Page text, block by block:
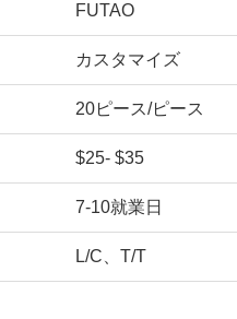
FUTAO
カスタマイズ
20ピース/ピース
$25- $35
7-10就業日
L/C、T/T